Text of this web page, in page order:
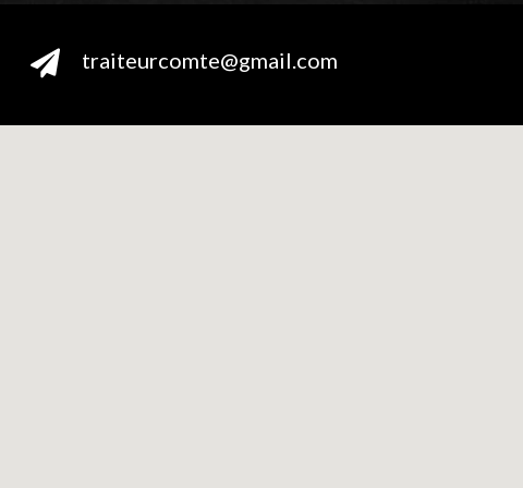
 traiteurcomte@gmail.com